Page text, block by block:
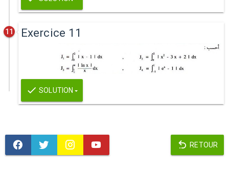
11 Exercice 11
SOLUTION
RETOUR